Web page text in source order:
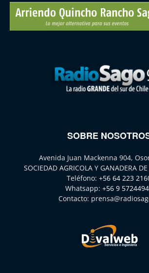
SOBRE
Avenida Juan Mackenna 904,
SOCIEDAD AGRICOLA Y GANADERA
Teléfono: +56 64 223
Whatsapp: +56 9
Contacto: